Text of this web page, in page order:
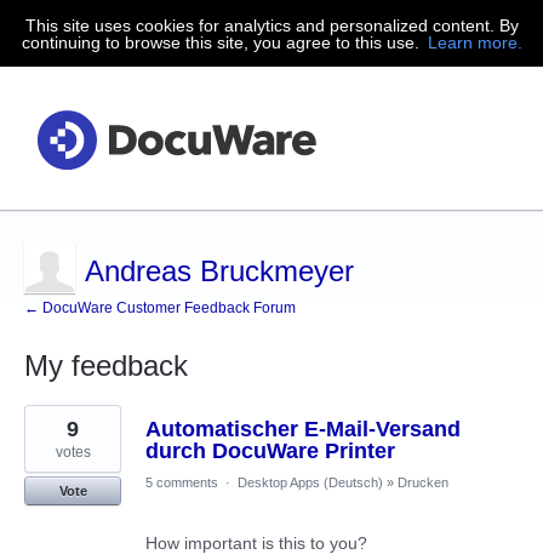
This site uses cookies for analytics and personalized content. By
continuing to browse this site, you agree to this use.
Learn more.
Andreas Bruckmeyer
← DocuWare Customer Feedback Forum
My feedback
3
results
found
Automatischer E-Mail-Versand
durch DocuWare Printer
9
votes
Vote
5 comments · Desktop Apps (Deutsch) » Drucken
How important is this to you?